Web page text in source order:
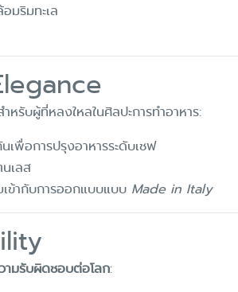
มริมทะเล
ำหรับผู้ที่หลงใหลในศิลปะการทำอาหาร:
พื่อการปรุงอาหารระดับเชฟ
เลส
เข้ากับการออกแบบแบบ Made in Italy
ามรับผิดชอบต่อโลก: